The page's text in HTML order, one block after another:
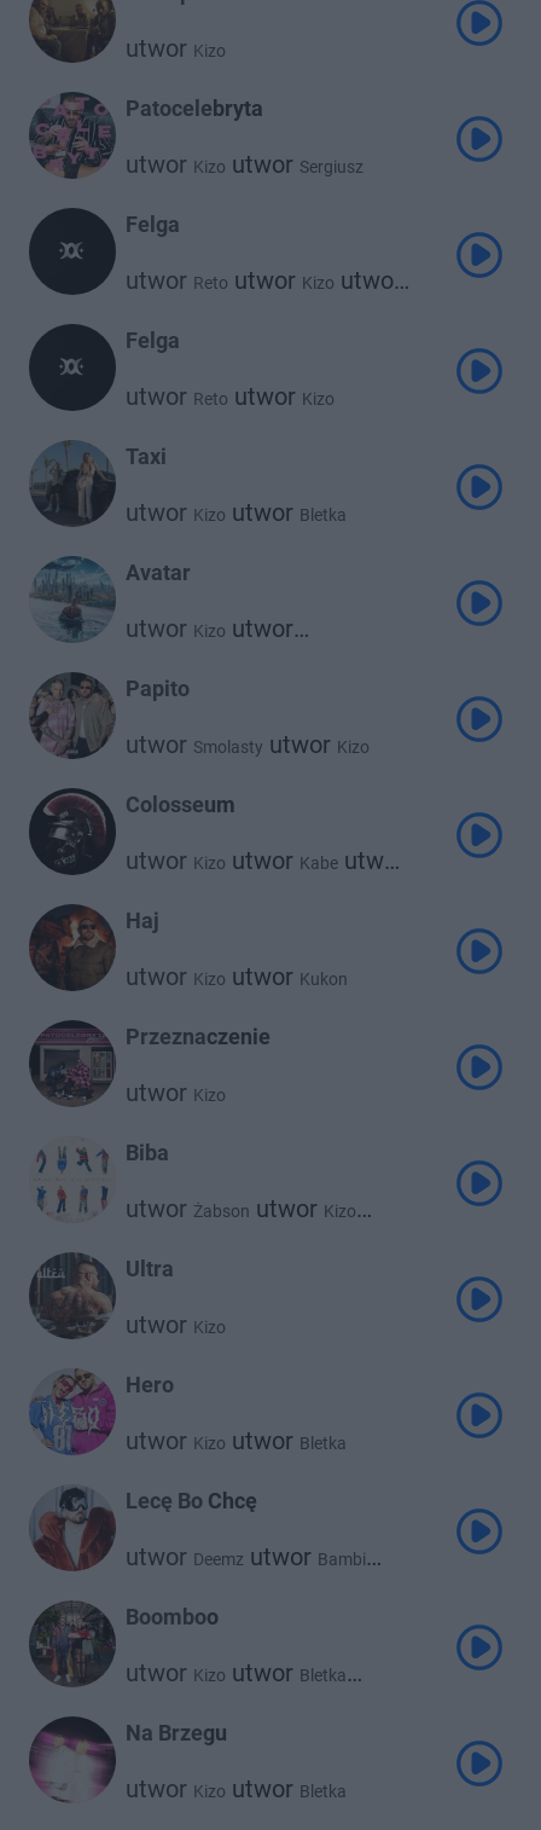
utwor Kizo
Patocelebryta
utwor Kizo utwor Sergiusz
Felga
utwor Reto utwor Kizo utwor
Felga
utwor Reto utwor Kizo
Taxi
utwor Kizo utwor Bletka
Avatar
utwor Kizo utwor
utwor
Papito
utwor Smolasty utwor Kizo
Colosseum
utwor Kizo utwor Kabe utwor
Borixon
Haj
utwor Kizo utwor Kukon
Przeznaczenie
utwor Kizo
Biba
utwor Żabson utwor Kizo
Ultra
utwor Kizo
Hero
utwor Kizo utwor Bletka
Lecę Bo Chcę
utwor Deemz utwor Bambi
utwor
Boomboo
utwor Kizo utwor Bletka
Na Brzegu
utwor Kizo utwor Bletka